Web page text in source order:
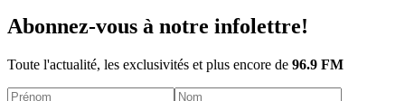
Abonnez-vous à notre infolettre!
Toute l'actualité, les exclusivités et plus encore de 96.9 FM